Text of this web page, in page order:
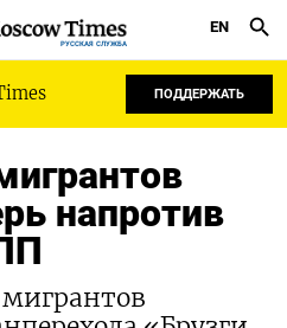
РУССКАЯ СЛУЖБА
EN
ПОДДЕРЖАТЬ
напротив